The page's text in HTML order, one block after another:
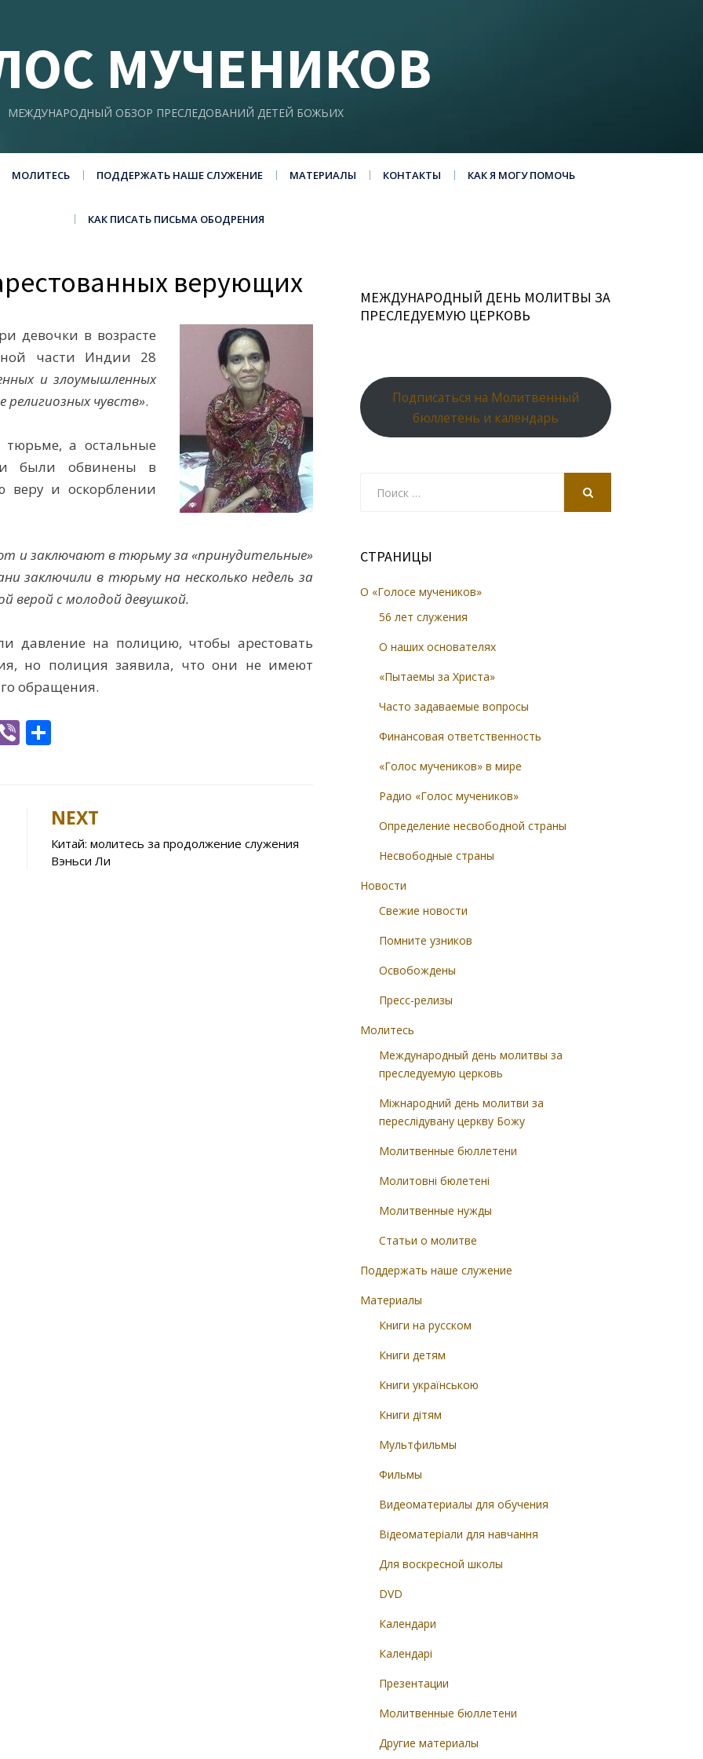
МУЧЕНИКОВ
МЕЖДУНАРОДНЫЙ ОБЗОР ПРЕСЛЕДОВАНИЙ ДЕТЕЙ БОЖЬИХ
МОЛИТЕСЬ ПОДДЕРЖАТЬ НАШЕ СЛУЖЕНИЕ МАТЕРИАЛЫ КОНТАКТЫ КАК Я МОГУ ПОМОЧЬ
КАК ПИСАТЬ ПИСЬМА ОБОДРЕНИЯ
верующих
девочки в возрасте
части Индии 28
и злоумышленных
религиозных чувств».
а остальные
были обвинены в
веру и оскорблении
и заключают в тюрьму за «принудительные»
заключили в тюрьму на несколько недель за
верой с молодой девушкой.
давление на полицию, чтобы арестовать
но полиция заявила, что они не имеют
обращения.
Vi
e
NEXT
Китай: молитесь за продолжение служения
Вэньси Ли
МЕЖДУНАРОДНЫЙ ДЕНЬ МОЛИТВЫ ЗА
ПРЕСЛЕДУЕМУЮ ЦЕРКОВЬ
Подписаться на Молитвенный
бюллетень и календарь
СТРАНИЦЫ
О «Голосе мучеников»
56 лет служения
О наших основателях
«Пытаемы за Христа»
Часто задаваемые вопросы
Финансовая ответственность
«Голос мучеников» в мире
Радио «Голос мучеников»
Определение несвободной страны
Несвободные страны
Новости
Свежие новости
Помните узников
Освобождены
Пресс-релизы
Молитесь
Международный день молитвы за
преследуемую церковь
Міжнародний день молитви за
переслідувану церкву Божу
Молитвенные бюллетени
Молитовні бюлетені
Молитвенные нужды
Статьи о молитве
Поддержать наше служение
Материалы
Книги на русском
Книги детям
Книги українською
Книги дітям
Мультфильмы
Фильмы
Видеоматериалы для обучения
Відеоматеріали для навчання
Для воскресной школы
DVD
Календари
Календарі
Презентации
Молитвенные бюллетени
Другие материалы